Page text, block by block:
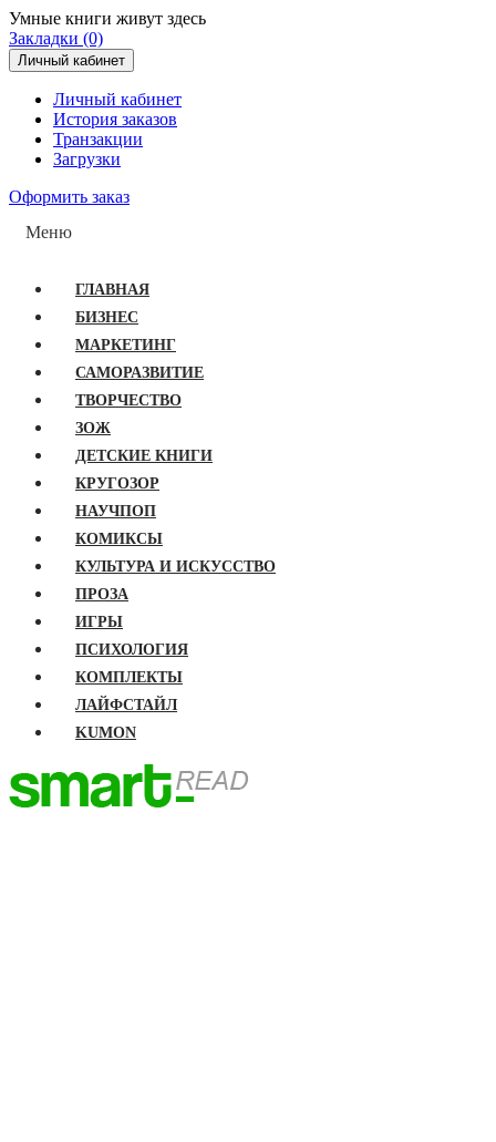
Умные книги живут здесь
Закладки (0)
Личный кабинет
Личный кабинет
История заказов
Транзакции
Загрузки
Оформить заказ
Меню
ГЛАВНАЯ
БИЗНЕС
МАРКЕТИНГ
САМОРАЗВИТИЕ
ТВОРЧЕСТВО
ЗОЖ
ДЕТСКИЕ КНИГИ
КРУГОЗОР
НАУЧПОП
КОМИКСЫ
КУЛЬТУРА И ИСКУССТВО
ПРОЗА
ИГРЫ
ПСИХОЛОГИЯ
КОМПЛЕКТЫ
ЛАЙФСТАЙЛ
KUMON